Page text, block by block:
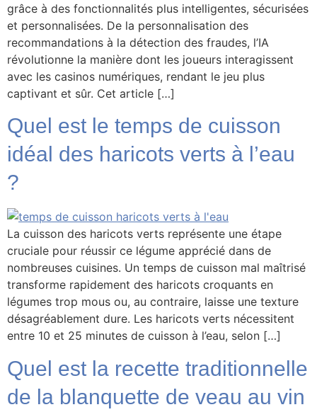
grâce à des fonctionnalités plus intelligentes, sécurisées
et personnalisées. De la personnalisation des
recommandations à la détection des fraudes, l’IA
révolutionne la manière dont les joueurs interagissent
avec les casinos numériques, rendant le jeu plus
captivant et sûr. Cet article […]
Quel est le temps de cuisson
idéal des haricots verts à l’eau
?
La cuisson des haricots verts représente une étape
cruciale pour réussir ce légume apprécié dans de
nombreuses cuisines. Un temps de cuisson mal maîtrisé
transforme rapidement des haricots croquants en
légumes trop mous ou, au contraire, laisse une texture
désagréablement dure. Les haricots verts nécessitent
entre 10 et 25 minutes de cuisson à l’eau, selon […]
Quel est la recette traditionnelle
de la blanquette de veau au vin